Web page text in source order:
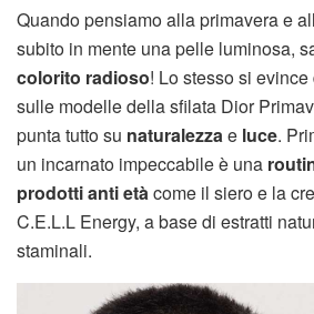
Quando pensiamo alla primavera e
subito in mente una pelle luminosa,
colorito radioso! Lo stesso si
sulle modelle della sfilata Dior
punta tutto su naturalezzae luce.
un incarnato impeccabile è una
prodotti anti etàcome il siero e la
C.E.L.L Energy, a base di estratti
staminali.